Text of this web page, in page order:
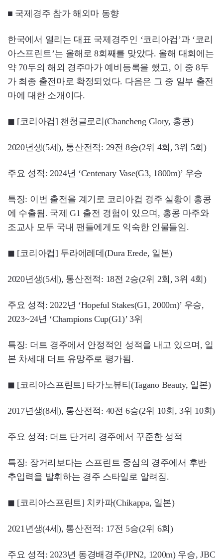
■ 국제경주 참가 해외마 동향
한국에서 열리는 대표 국제경주인 ‘코리아컵’과 ‘코리
아스프린트’는 올해로 8회째를 맞았다. 올해 대회에는
약 70두의 해외 경주마가 예비등록을 했고, 이 중 8두
가 최종 출전마로 확정되었다. 다음은 그 중 일부 출전
마에 대한 소개이다.
◼ [코리아컵] 챈청글로리(Chancheng Glory, 홍콩)
2020년생(5세), 통산전적: 29전 8승(2위 4회, 3위 5회)
주요 성적: 2024년 ‘Centenary Vase(G3, 1800m)’ 우승
특징: 이번 출전을 계기로 코리아컵 경주 실황이 홍콩
에 수출됨. 국제 G1 출전 경험이 있으며, 홍콩 마주와
조교사 모두 국내 팬들에게도 익숙한 인물들임.
◼ [코리아컵] 두라에레데(Dura Erede, 일본)
2020년생(5세), 통산전적: 18전 2승(2위 2회, 3위 4회)
주요 성적: 2022년 ‘Hopeful Stakes(G1, 2000m)’ 우승,
2023~24년 ‘Champions Cup(G1)’ 3위
특징: 더트 경주에서 안정적인 성적을 내고 있으며, 일
본 차세대 더트 유망주로 평가됨.
◼ [코리아스프린트] 타가노뷰티(Tagano Beauty, 일본)
2017년생(8세), 통산전적: 40전 6승(2위 10회, 3위 10회)
주요 성적: 더트 단거리 경주에서 꾸준한 성적
특징: 장거리보다는 스프린트 중심의 경주에서 후반
추입력을 발휘하는 경주 스타일로 알려짐.
◼ [코리아스프린트] 치카파(Chikappa, 일본)
2021년생(4세), 통산전적: 17전 5승(2위 6회)
주요 성적: 2023년 동경배경주(JPN2, 1200m) 우승, JBC